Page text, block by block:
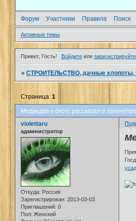
Форум Участники Правила Поиск
Активные темы
Привет, Гость! Войдитеили
»СТРОИТЕЛЬСТВО, дачные хлопоты,
Медведев в блоге рассказал о
Страница:1
violettaru
администратор
Откуда: Россия
Зарегистрирован: 2013-03-03
Приглашений: 0
Пол: Женский